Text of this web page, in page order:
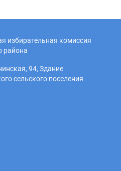
избирательная комиссия
района
94, Здание
сельского поселения